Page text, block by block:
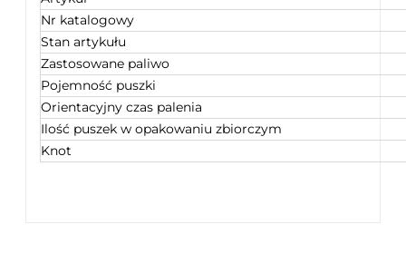
Nr katalogowy
Stan artykułu
Zastosowane paliwo
Pojemność puszki
Orientacyjny czas palenia
Ilość puszek w opakowaniu zbiorczym
Knot